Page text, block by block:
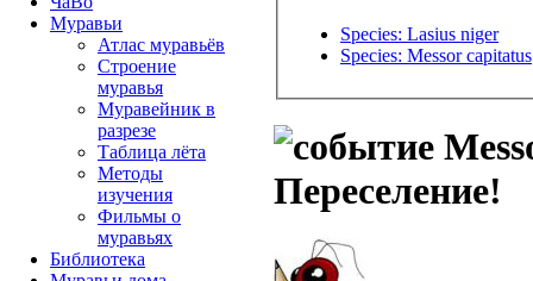
Species: Lasius niger
Species: Messor capitatus
Переселение!
Муравьи
Атлас муравьёв
Строение
муравья
Муравейник в
разрезе
Таблица лёта
Методы
изучения
Фильмы о
муравьях
Библиотека